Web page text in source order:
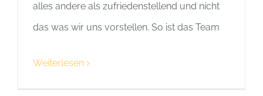
alles andere als zufriedenstellend und nicht
das was wir uns vorstellen. So ist das Team
Weiterlesen